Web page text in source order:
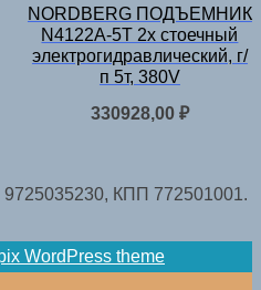
NORDBERG ПОДЪЕМНИК
N4122A-5T 2х стоечный
электрогидравлический, г/
п 5т, 380V
330928,00 ₽
КПП 772501001.
WordPress theme